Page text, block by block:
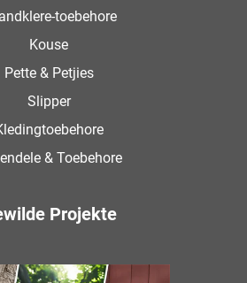
toebehore
Kouse
Pette & Petjies
Slipper
& Toebehore
Projekte